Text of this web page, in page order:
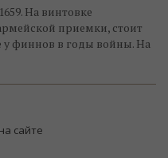
На винтовке
приемки, стоит
финнов в годы войны. На
сайте